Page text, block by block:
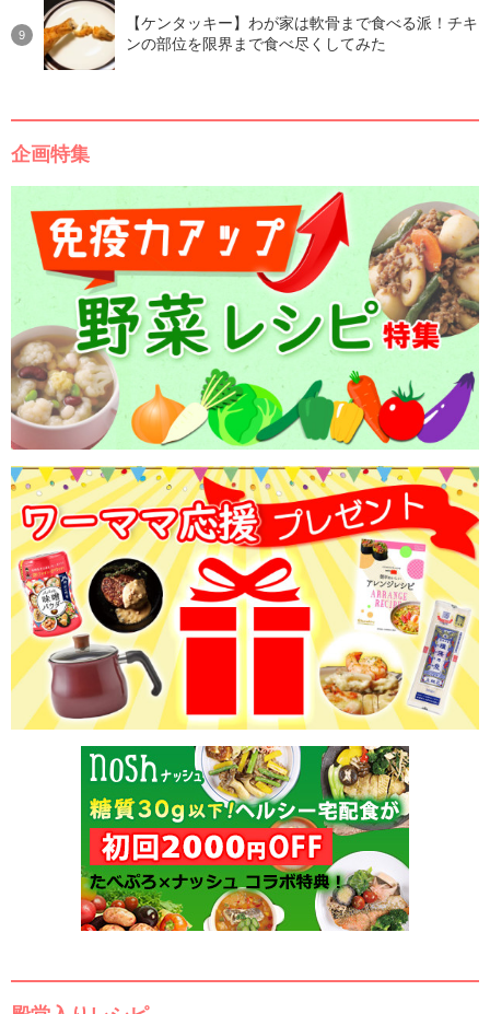
【ケンタッキー】わが家は軟骨まで食べる派！チキ
ンの部位を限界まで食べ尽くしてみた
企画特集